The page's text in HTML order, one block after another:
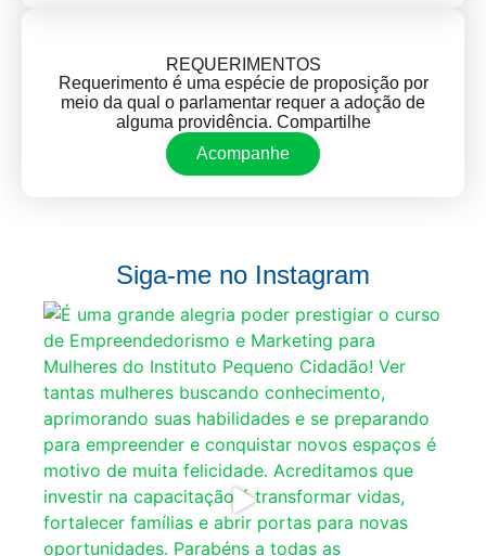
REQUERIMENTOS
Requerimento é uma espécie de proposição por
meio da qual o parlamentar requer a adoção de
alguma providência. Compartilhe
Acompanhe
Siga-me no Instagram